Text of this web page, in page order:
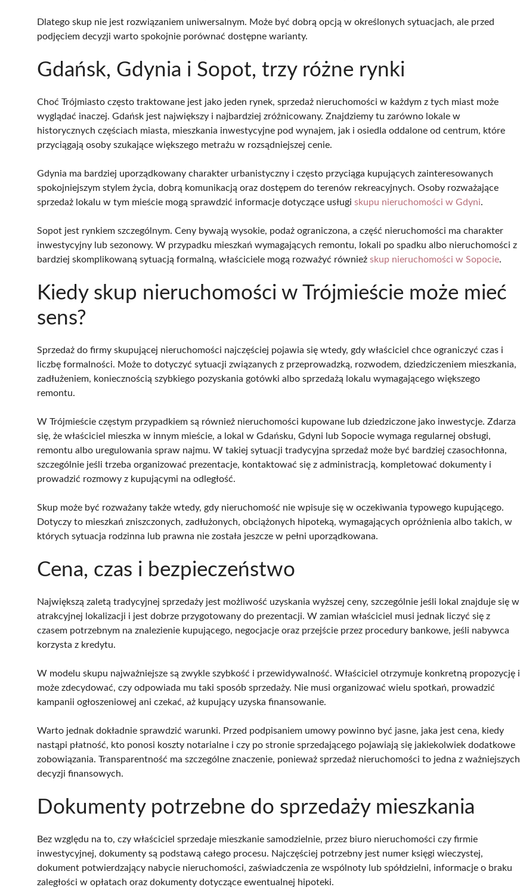
Dlatego skup nie jest rozwiązaniem uniwersalnym. Może być dobrą opcją w określonych sytuacjach, ale przed
podjęciem decyzji warto spokojnie porównać dostępne warianty.
Gdańsk, Gdynia i Sopot, trzy różne rynki
Choć Trójmiasto często traktowane jest jako jeden rynek, sprzedaż nieruchomości w każdym z tych miast może
wyglądać inaczej. Gdańsk jest największy i najbardziej zróżnicowany. Znajdziemy tu zarówno lokale w
historycznych częściach miasta, mieszkania inwestycyjne pod wynajem, jak i osiedla oddalone od centrum, które
przyciągają osoby szukające większego metrażu w rozsądniejszej cenie.
Gdynia ma bardziej uporządkowany charakter urbanistyczny i często przyciąga kupujących zainteresowanych
spokojniejszym stylem życia, dobrą komunikacją oraz dostępem do terenów rekreacyjnych. Osoby rozważające
sprzedaż lokalu w tym mieście mogą sprawdzić informacje dotyczące usługi skupu nieruchomości w Gdyni.
Sopot jest rynkiem szczególnym. Ceny bywają wysokie, podaż ograniczona, a część nieruchomości ma charakter
inwestycyjny lub sezonowy. W przypadku mieszkań wymagających remontu, lokali po spadku albo nieruchomości z
bardziej skomplikowaną sytuacją formalną, właściciele mogą rozważyć również skup nieruchomości w Sopocie.
Kiedy skup nieruchomości w Trójmieście może mieć
sens?
Sprzedaż do firmy skupującej nieruchomości najczęściej pojawia się wtedy, gdy właściciel chce ograniczyć czas i
liczbę formalności. Może to dotyczyć sytuacji związanych z przeprowadzką, rozwodem, dziedziczeniem mieszkania,
zadłużeniem, koniecznością szybkiego pozyskania gotówki albo sprzedażą lokalu wymagającego większego
remontu.
W Trójmieście częstym przypadkiem są również nieruchomości kupowane lub dziedziczone jako inwestycje. Zdarza
się, że właściciel mieszka w innym mieście, a lokal w Gdańsku, Gdyni lub Sopocie wymaga regularnej obsługi,
remontu albo uregulowania spraw najmu. W takiej sytuacji tradycyjna sprzedaż może być bardziej czasochłonna,
szczególnie jeśli trzeba organizować prezentacje, kontaktować się z administracją, kompletować dokumenty i
prowadzić rozmowy z kupującymi na odległość.
Skup może być rozważany także wtedy, gdy nieruchomość nie wpisuje się w oczekiwania typowego kupującego.
Dotyczy to mieszkań zniszczonych, zadłużonych, obciążonych hipoteką, wymagających opróżnienia albo takich, w
których sytuacja rodzinna lub prawna nie została jeszcze w pełni uporządkowana.
Cena, czas i bezpieczeństwo
Największą zaletą tradycyjnej sprzedaży jest możliwość uzyskania wyższej ceny, szczególnie jeśli lokal znajduje się w
atrakcyjnej lokalizacji i jest dobrze przygotowany do prezentacji. W zamian właściciel musi jednak liczyć się z
czasem potrzebnym na znalezienie kupującego, negocjacje oraz przejście przez procedury bankowe, jeśli nabywca
korzysta z kredytu.
W modelu skupu najważniejsze są zwykle szybkość i przewidywalność. Właściciel otrzymuje konkretną propozycję i
może zdecydować, czy odpowiada mu taki sposób sprzedaży. Nie musi organizować wielu spotkań, prowadzić
kampanii ogłoszeniowej ani czekać, aż kupujący uzyska finansowanie.
Warto jednak dokładnie sprawdzić warunki. Przed podpisaniem umowy powinno być jasne, jaka jest cena, kiedy
nastąpi płatność, kto ponosi koszty notarialne i czy po stronie sprzedającego pojawiają się jakiekolwiek dodatkowe
zobowiązania. Transparentność ma szczególne znaczenie, ponieważ sprzedaż nieruchomości to jedna z ważniejszych
decyzji finansowych.
Dokumenty potrzebne do sprzedaży mieszkania
Bez względu na to, czy właściciel sprzedaje mieszkanie samodzielnie, przez biuro nieruchomości czy firmie
inwestycyjnej, dokumenty są podstawą całego procesu. Najczęściej potrzebny jest numer księgi wieczystej,
dokument potwierdzający nabycie nieruchomości, zaświadczenia ze wspólnoty lub spółdzielni, informacje o braku
zaległości w opłatach oraz dokumenty dotyczące ewentualnej hipoteki.